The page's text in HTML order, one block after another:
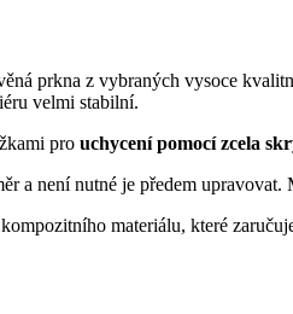
prkna z vybraných vysoce
velmi stabilní.
pro uchycení pomocí zcela
a není nutné je předem upravovat.
materiálu, které